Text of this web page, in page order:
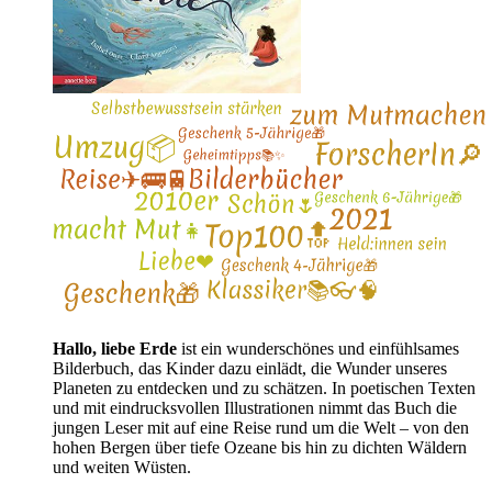
Hallo, liebe Erde ist ein wunderschönes und einfühlsames
Bilderbuch, das Kinder dazu einlädt, die Wunder unseres
Planeten zu entdecken und zu schätzen. In poetischen Texten
und mit eindrucksvollen Illustrationen nimmt das Buch die
jungen Leser mit auf eine Reise rund um die Welt – von den
hohen Bergen über tiefe Ozeane bis hin zu dichten Wäldern
und weiten Wüsten.